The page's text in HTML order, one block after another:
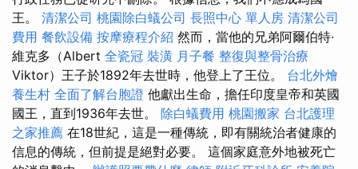
王。 清潔公司 桃園除白蟻公司 長照中心 單人房 清潔公司
費用 餐飲設備 按摩療程介紹 然而，當他的兄弟阿爾伯特·
維克多（Albert 全瓷冠 裝潢 月子餐 整復與整骨治療
Viktor）王子於1892年去世時，他登上了王位。 台北外燴
養生村 全面了解台胞證 他獻出生命，擔任印度皇帝和英國
國王，直到1936年去世。 除白蟻費用 桃園搬家 台北護理
之家推薦 在18世紀，這是一種傳統，即有關統治者健康的
信息的傳統，但前提是絕對必要。 這個家庭意外地被死亡